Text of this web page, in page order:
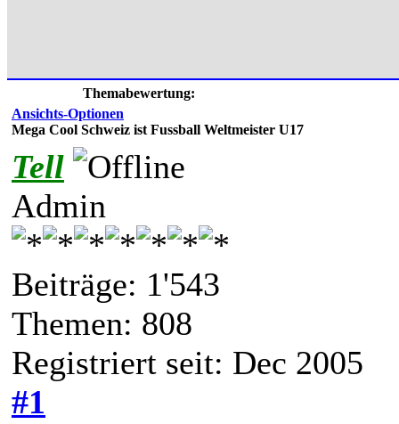
Themabewertung:
Ansichts-Optionen
Mega Cool Schweiz ist Fussball Weltmeister U17
Tell
Admin
Beiträge: 1'543
Themen: 808
Registriert seit: Dec 2005
#1